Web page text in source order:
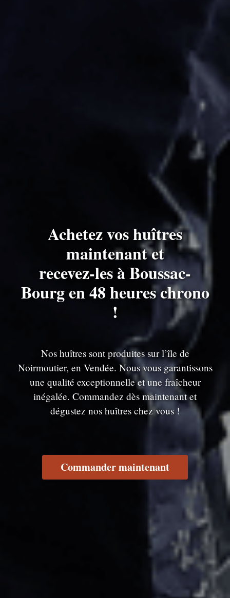
Achetez vos huîtres
maintenant et
recevez-les à Boussac-
Bourg en 48 heures chrono
!
Nos huîtres sont produites sur l’île de
Noirmoutier, en Vendée. Nous vous garantissons
une qualité exceptionnelle et une fraîcheur
inégalée. Commandez dès maintenant et
dégustez nos huîtres chez vous !
Commander maintenant